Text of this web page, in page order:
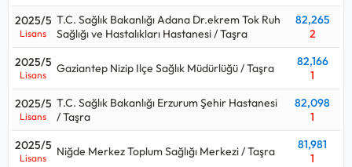
2025/5
Lisans
T.C. Sağlık Bakanlığı Adana Dr.ekrem Tok Ruh
Sağlığı ve Hastalıkları Hastanesi / Taşra
82,265
2
2025/5
Lisans Gaziantep Nizip Ilçe Sağlık Müdürlüğü / Taşra
82,166
1
2025/5
Lisans
T.C. Sağlık Bakanlığı Erzurum Şehir Hastanesi
/ Taşra
82,098
1
2025/5
Lisans Niğde Merkez Toplum Sağlığı Merkezi / Taşra
81,981
1